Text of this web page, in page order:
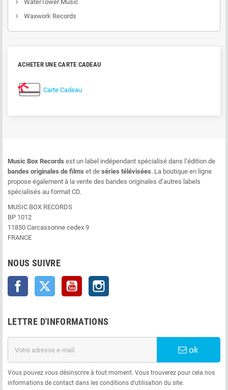
WaterTower Music
Waxwork Records
ACHETER UNE CARTE CADEAU
Carte Cadeau
Music Box Records est un label indépendant spécialisé dans l’édition de
bandes originales de films et de séries télévisées. La boutique en ligne
propose également à la vente des bandes originales d’autres labels
spécialisés au format CD.
MUSIC BOX RECORDS
BP 1012
11850 Carcassonne cedex 9
FRANCE
NOUS SUIVRE
Facebook Twitter YouTube
LETTRE D'INFORMATIONS
ok
Vous pouvez vous désinscrire à tout moment. Vous trouverez pour cela nos
informations de contact dans les conditions d'utilisation du site.